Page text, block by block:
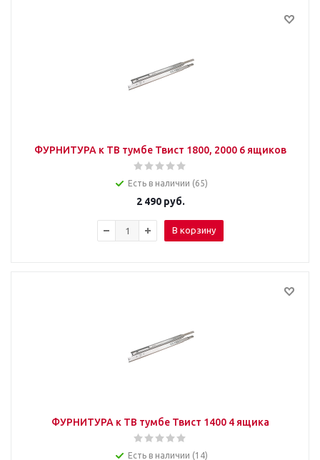
ФУРНИТУРА к ТВ тумбе Твист 1800, 2000 6 ящиков
Есть в наличии (65)
2 490руб.
В корзину
ФУРНИТУРА к ТВ тумбе Твист 1400 4 ящика
Есть в наличии (14)